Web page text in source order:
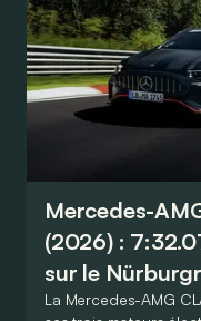
Mercedes-
(2026) :
sur le
La Mercedes-AMG